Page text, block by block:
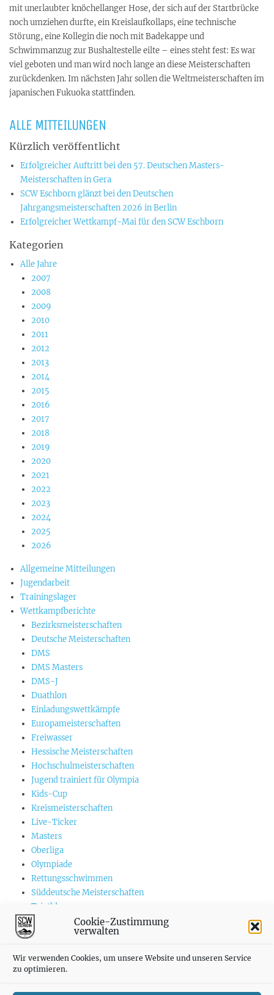
Cookie-Zustimmung
verwalten
Wir verwenden Cookies, um unsere Website und unseren Service
zu optimieren.
mit unerlaubter knöchellanger Hose, der sich auf der Startbrücke
noch umziehen durfte, ein Kreislaufkollaps, eine technische
Störung, eine Kollegin die noch mit Badekappe und
Schwimmanzug zur Bushaltestelle eilte – eines steht fest: Es war
viel geboten und man wird noch lange an diese Meisterschaften
zurückdenken. Im nächsten Jahr sollen die Weltmeisterschaften im
japanischen Fukuoka stattfinden.
ALLE MITTEILUNGEN
Kürzlich veröffentlicht
Erfolgreicher Auftritt bei den 57. Deutschen Masters-
Meisterschaften in Gera
SCW Eschborn glänzt bei den Deutschen
Jahrgangsmeisterschaften 2026 in Berlin
Erfolgreicher Wettkampf-Mai für den SCW Eschborn
Kategorien
Alle Jahre
2007
2008
2009
2010
2011
2012
2013
2014
2015
2016
2017
2018
2019
2020
2021
2022
2023
2024
2025
2026
Allgemeine Mitteilungen
Jugendarbeit
Trainingslager
Wettkampfberichte
Bezirksmeisterschaften
Deutsche Meisterschaften
DMS
DMS Masters
DMS-J
Duathlon
Einladungswettkämpfe
Europameisterschaften
Freiwasser
Hessische Meisterschaften
Hochschulmeisterschaften
Jugend trainiert für Olympia
Kids-Cup
Kreismeisterschaften
Live-Ticker
Masters
Oberliga
Olympiade
Rettungsschwimmen
Süddeutsche Meisterschaften
Triathlon
US-Championships
Vereinswettkämpfe